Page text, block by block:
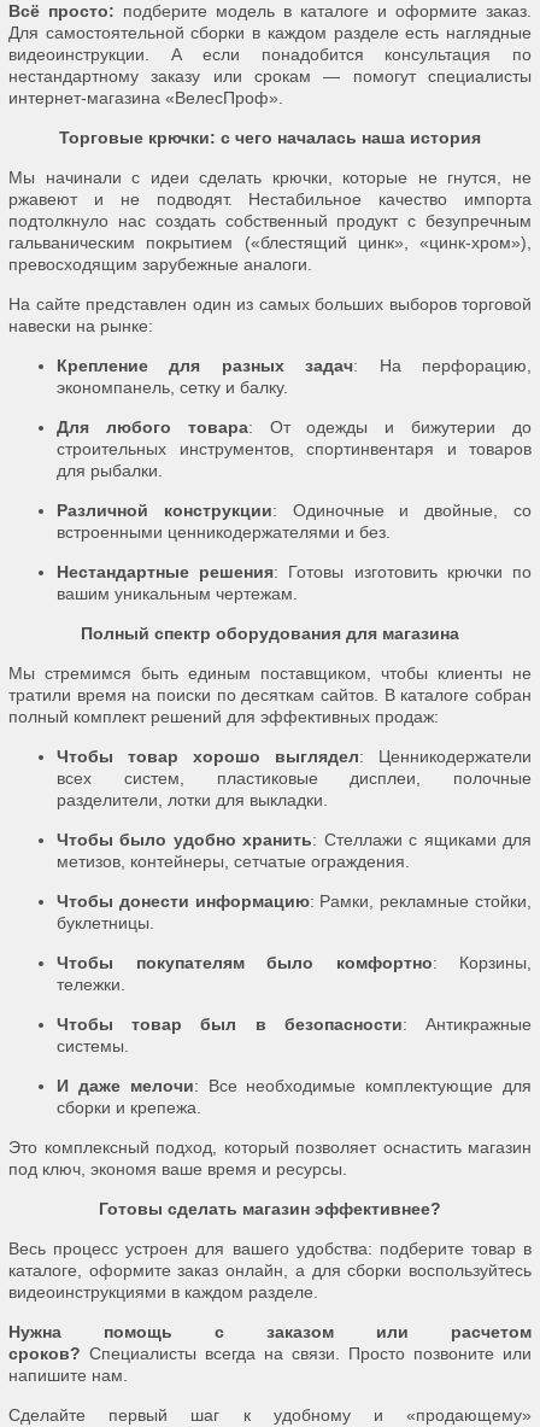
Всё просто: подберите модель в каталоге и оформите заказ.
Для самостоятельной сборки в каждом разделе есть наглядные
видеоинструкции. А если понадобится консультация по
нестандартному заказу или срокам — помогут специалисты
интернет-магазина «ВелесПроф».
Торговые крючки: с чего началась наша история
Мы начинали с идеи сделать крючки, которые не гнутся, не
ржавеют и не подводят. Нестабильное качество импорта
подтолкнуло нас создать собственный продукт с безупречным
гальваническим покрытием («блестящий цинк», «цинк-хром»),
превосходящим зарубежные аналоги.
На сайте представлен один из самых больших выборов торговой
навески на рынке:
Крепление для разных задач: На перфорацию,
экономпанель, сетку и балку.
Для любого товара: От одежды и бижутерии до
строительных инструментов, спортинвентаря и товаров
для рыбалки.
Различной конструкции: Одиночные и двойные, со
встроенными ценникодержателями и без.
Нестандартные решения: Готовы изготовить крючки по
вашим уникальным чертежам.
Полный спектр оборудования для магазина
Мы стремимся быть единым поставщиком, чтобы клиенты не
тратили время на поиски по десяткам сайтов. В каталоге собран
полный комплект решений для эффективных продаж:
Чтобы товар хорошо выглядел: Ценникодержатели
всех систем, пластиковые дисплеи, полочные
разделители, лотки для выкладки.
Чтобы было удобно хранить: Стеллажи с ящиками для
метизов, контейнеры, сетчатые ограждения.
Чтобы донести информацию: Рамки, рекламные стойки,
буклетницы.
Чтобы покупателям было комфортно: Корзины,
тележки.
Чтобы товар был в безопасности: Антикражные
системы.
И даже мелочи: Все необходимые комплектующие для
сборки и крепежа.
Это комплексный подход, который позволяет оснастить магазин
под ключ, экономя ваше время и ресурсы.
Готовы сделать магазин эффективнее?
Весь процесс устроен для вашего удобства: подберите товар в
каталоге, оформите заказ онлайн, а для сборки воспользуйтесь
видеоинструкциями в каждом разделе.
Нужна помощь с заказом или расчетом
сроков? Специалисты всегда на связи. Просто позвоните или
напишите нам.
Сделайте первый шаг к удобному и «продающему»